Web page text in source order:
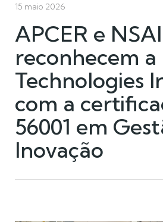
15 maio 2026
APCER e NSAI
reconhecem a
Technologies
com a
56001 em
Inovação